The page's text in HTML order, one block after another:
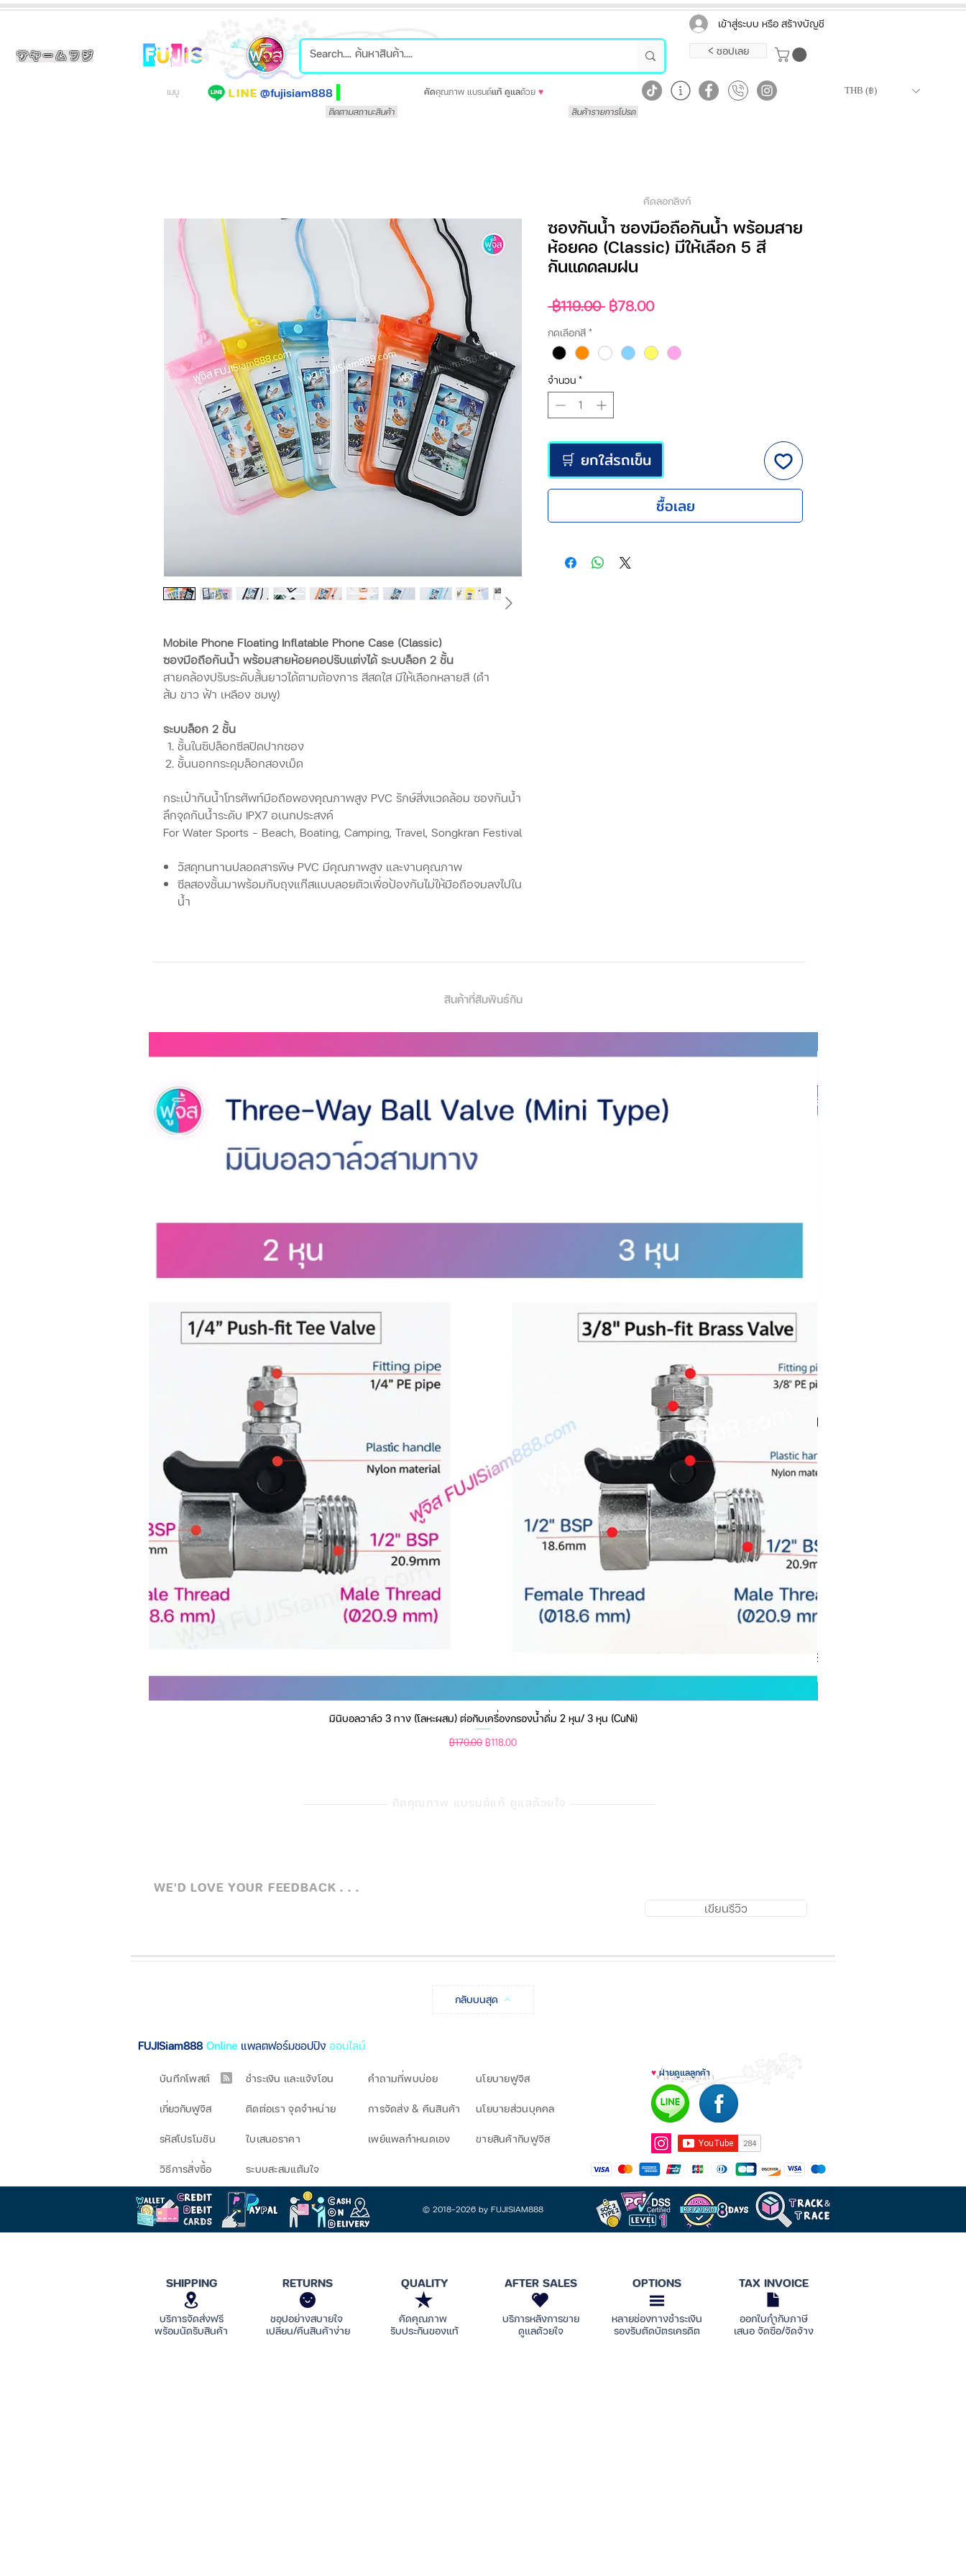
サヤームフジ
@fujisiam888
LINE
เมนู คัดคุณภาพ แบรนด์แท้ ดูแลด้วย ♥
เข้าสู่ระบบ หรือ สร้างบัญชี
< ชอปเลย
THB (฿)
ติดตามสถานะสินค้า สินค้ารายการโปรด
Mobile Phone Floating Inflatable Phone Case (Classic)
ซองมือถือกันน้ำ พร้อมสายห้อยคอปรับแต่งได้ ระบบล็อก 2 ชั้น
สายคล้องปรับระดับสั้นยาวได้ตามต้องการ สีสดใส มีให้เลือกหลายสี (ดำ
ส้ม ขาว ฟ้า เหลือง ชมพู)
ระบบล็อก 2 ชั้น
ชั้นในซิปล็อกซีลปิดปากซอง
ชั้นนอกกระดุมล็อกสองเม็ด
กระเป๋ากันน้ำโทรศัพท์มือถือพองคุณภาพสูง PVC รักษ์สิ่งแวดล้อม ซองกันน้ำ
ลึกจุดกันน้ำระดับ IPX7 อเนกประสงค์
For Water Sports - Beach, Boating, Camping, Travel, Songkran Festival
วัสดุทนทานปลอดสารพิษ PVC มีคุณภาพสูง และงานคุณภาพ
ซีลสองชั้นมาพร้อมกับถุงแก๊สแบบลอยตัวเพื่อป้องกันไม่ให้มือถือจมลงไปใน
น้ำ
Item Type: Inflatable Mobile Phone Waterproof Bag / Waterproof
Weight: Approx. 0.07 KG
7 CM)
I never afraid of wind and rain
ซองกันน้ำ ซองมือถือกันน้ำ พร้อมสาย
ห้อยคอ (Classic) มีให้เลือก 5 สี
กันแดดลมฝน
฿119.00 ราคา
฿78.00ราคา
กดเลือกสี *
จำนวน *
🛒 ยกใส่รถเข็น
ซื้อเลย
คัดลอกลิงก์
สินค้าที่สัมพันธ์กัน
ดูข้อมูลด่วน
มินิบอลวาล์ว 3 ทาง (โลหะผสม) ต่อกับเครื่องกรองน้ำดื่ม 2 หุน/ 3 หุน (CuNi)
ราคาปกติ
฿170.00 ราคาขายลด
฿118.00
คัดคุณภาพ แบรนด์แท้ ดูแลด้วยใจ
WE'D LOVE YOUR FEEDBACK . . .
เขียนรีวิว
กลับบนสุด
FUJISiam888 Onlineแพลตฟอร์มชอปปิง ออนไลน์
บันทึกโพสต์
เกี่ยวกับฟูจิส
รหัสโปรโมชัน
ชำระเงิน และแจ้งโอน
ติดต่อเรา จุดจำหน่าย
ใบเสนอราคา
วิธีการสั่งซื้อ ระบบสะสมแต้มใจ
คำถามที่พบบ่อย
การจัดส่ง & คืนสินค้า
เพย์แพลกำหนดเอง
นโยบายฟูจิส
นโยบายส่วนบุคคล
ขายสินค้ากับฟูจิส
♥ฝ่ายดูแลลูกค้า
© 2018-2026 by FUJISIAM888
SHIPPING
บริการจัดส่งฟรี
พร้อมนัดรับสินค้า
RETURNS
ชอปอย่างสบายใจ
เปลี่ยน/คืนสินค้าง่าย
QUALITY
คัดคุณภาพ
รับประกันของแท้
AFTER SALES
บริการหลังการขาย
ดูแลด้วยใจ
OPTIONS
หลายช่องทางชำระเงิน
รองรับตัดบัตรเครดิต
TAX INVOICE
ออกใบกำกับภาษี
เสนอ จัดซื้อ/จัดจ้าง